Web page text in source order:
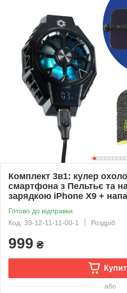
Комплект 3в1: кулер
смартфона з Пельтьє та
зарядкою iPhone X9 +
Готово до відправки
Код: 39-12-11-11-00-1
Роздріб
999 ₴
або